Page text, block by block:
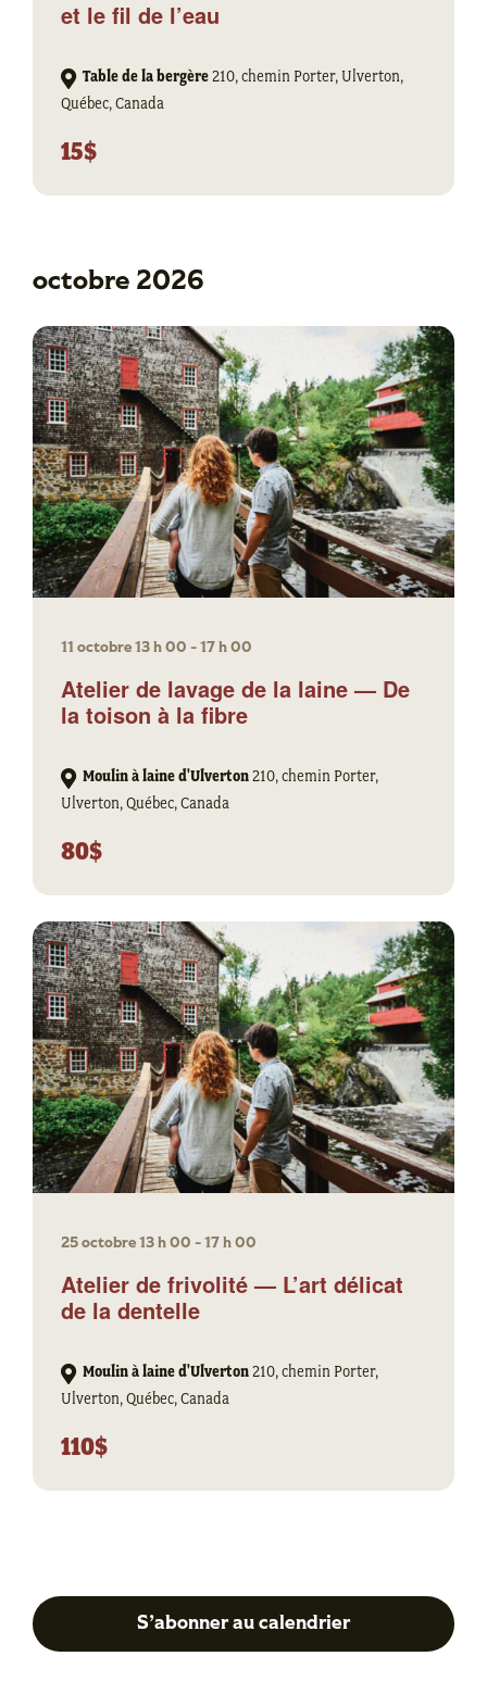
et le fil de l’eau
Table de la bergère210, chemin Porter, Ulverton,
Québec, Canada
15$
octobre 2026
Atelier de lavage de la laine — De
la toison à la fibre
11 octobre 13 h 00 -17 h 00
Moulin à laine d'Ulverton210, chemin Porter,
Ulverton, Québec, Canada
80$
Atelier de frivolité — L’art délicat
de la dentelle
25 octobre 13 h 00 -17 h 00
Moulin à laine d'Ulverton210, chemin Porter,
Ulverton, Québec, Canada
110$
S’abonner au calendrier